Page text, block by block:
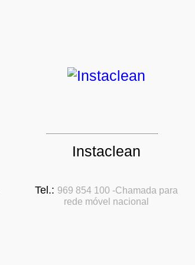
Instaclean
Tel.: 969 854 100 -Chamada para
rede móvel nacional